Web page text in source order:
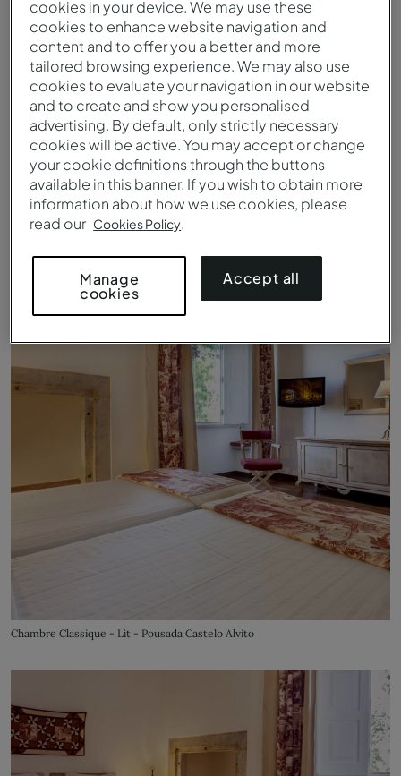
Patio extérieur de la Pousada Castelo Alvito
Chambre Classique - Lit - Pousada Castelo Alvito
cookies in your device. We may use these
cookies to enhance website navigation and
content and to offer you a better and more
tailored browsing experience. We may also use
cookies to evaluate your navigation in our website
and to create and show you personalised
advertising. By default, only strictly necessary
cookies will be active. You may accept or change
your cookie definitions through the buttons
available in this banner. If you wish to obtain more
information about how we use cookies, please
read our Cookies Policy.
Accept all
Manage
cookies